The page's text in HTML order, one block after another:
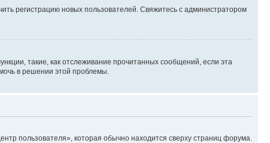
регистрацию новых пользователей. Свяжитесь с администратором
такие, как отслеживание прочитанных сообщений, если эта
в решении этой проблемы.
пользователя», которая обычно находится сверху страниц форума.